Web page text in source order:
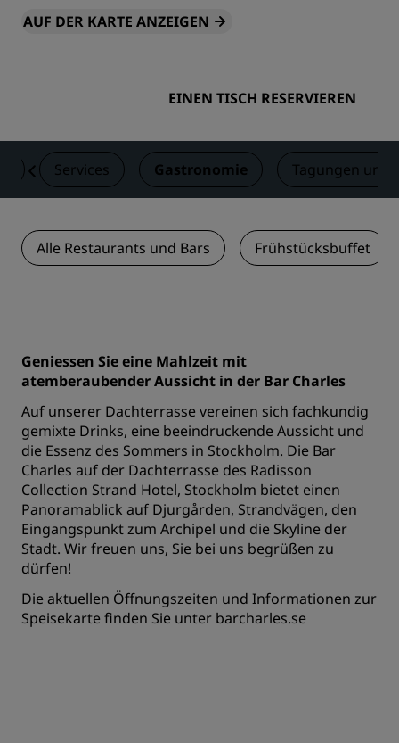
AUF DER KARTE ANZEIGEN
EINEN TISCH RESERVIEREN
Services Gastronomie Tagungen und
Alle Restaurants und Bars Frühstücksbuffet
Geniessen Sie eine Mahlzeit mit
atemberaubender Aussicht in der Bar Charles
Auf unserer Dachterrasse vereinen sich fachkundig
gemixte Drinks, eine beeindruckende Aussicht und
die Essenz des Sommers in Stockholm. Die Bar
Charles auf der Dachterrasse des Radisson
Collection Strand Hotel, Stockholm bietet einen
Panoramablick auf Djurgården, Strandvägen, den
Eingangspunkt zum Archipel und die Skyline der
Stadt. Wir freuen uns, Sie bei uns begrüßen zu
dürfen!
Die aktuellen Öffnungszeiten und Informationen zur
Speisekarte finden Sie unter barcharles.se